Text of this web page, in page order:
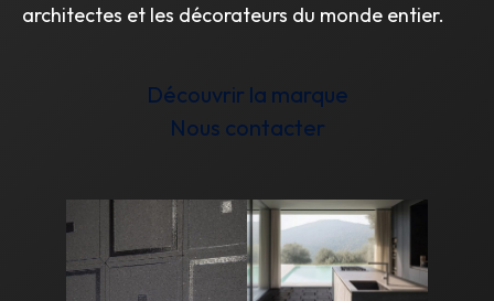
architectes et les décorateurs du monde entier.
Découvrir la marque
Nous contacter